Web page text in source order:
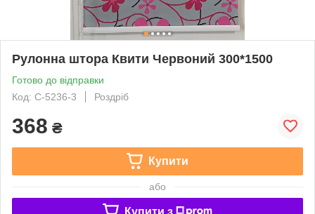
Рулонна штора Квити Червоний 300*1500
Готово до відправки
Код: С-5236-3
Роздріб
368 ₴
Купити
або
Купити з